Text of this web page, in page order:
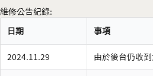
維修公告紀錄:
日期
事項
2024.11.29 由於後台仍收